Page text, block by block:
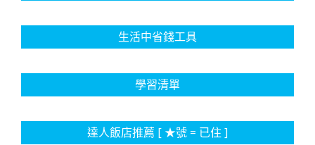
生活中省錢工具
學習清單
達人飯店推薦 [ ★號 = 已住 ]